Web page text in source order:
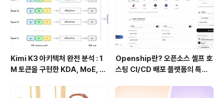
Kimi K3 아키텍처 완전 분석 : 1
M 토큰을 구현한 KDA, MoE, Fl
핵심 기술
Openship란? 오픈소스 셀프 호
스팅 CI/CD 배포 플랫폼의 특징